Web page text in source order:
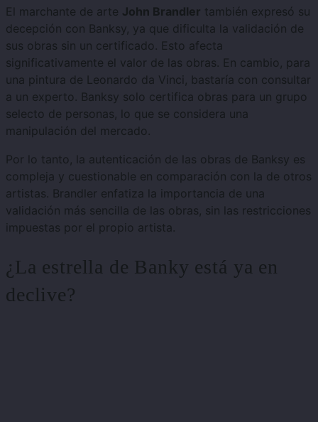
El marchante de arte John Brandler también expresó su
decepción con Banksy, ya que dificulta la validación de
sus obras sin un certificado. Esto afecta
significativamente el valor de las obras. En cambio, para
una pintura de Leonardo da Vinci, bastaría con consultar
a un experto. Banksy solo certifica obras para un grupo
selecto de personas, lo que se considera una
manipulación del mercado.
Por lo tanto, la autenticación de las obras de Banksy es
compleja y cuestionable en comparación con la de otros
artistas. Brandler enfatiza la importancia de una
validación más sencilla de las obras, sin las restricciones
impuestas por el propio artista.
¿La estrella de Banky está ya en
declive?